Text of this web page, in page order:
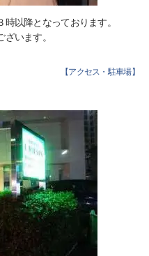
以降となっております。
います。
【アクセス・駐車場】